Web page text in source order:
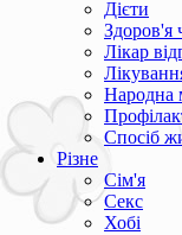
Дієти
Здоров'я
Лікар
Народна
Спосіб
Різне
Сім'я
Секс
Хобі